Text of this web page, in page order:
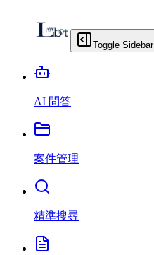
Toggle Sidebar
AI 問答
案件管理
精準搜尋